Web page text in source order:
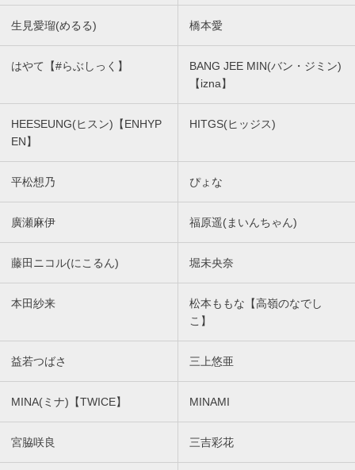
生見愛瑠(めるる) 橋本愛
はやて【#らぶしっく】
BANG JEE MIN(バン・ジミン)
【izna】
HEESEUNG(ヒスン)【ENHYP
EN】
HITGS(ヒッジス)
平松想乃 ぴょな
廣瀬麻伊 福原遥(まいんちゃん)
藤田ニコル(にこるん) 堀未央奈
本田紗来
松本ももな【高嶺のなでし
こ】
益若つばさ 三上悠亜
MINA(ミナ)【TWICE】 MINAMI
宮脇咲良 三吉彩花